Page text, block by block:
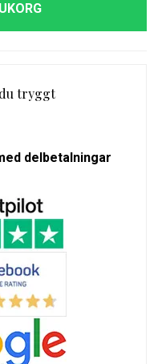
tryggt
delbetalningar